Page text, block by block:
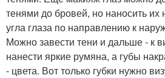
тенями до бровей, но наносить их
угла глаза по направлению к
Можно завести тени и дальше - к
нанести яркие румяна, а губы
- цвета. Вот только губки нужно